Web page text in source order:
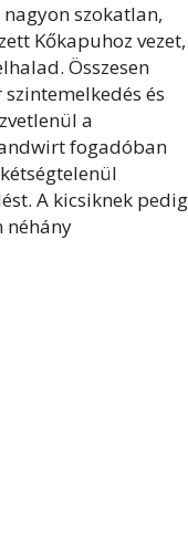
szokatlan,
Kőkapuhoz vezet,
Összesen
és
a
fogadóban
A kicsiknek pedig
néhány